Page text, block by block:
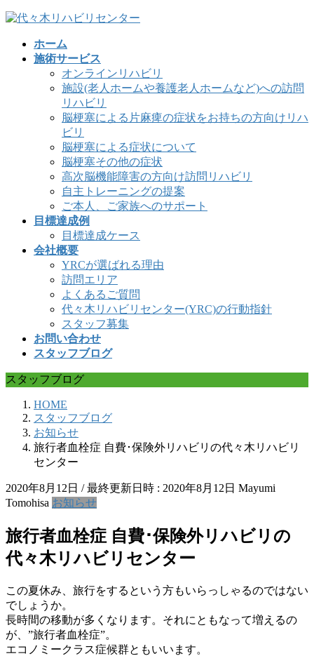
コ
ナ
ホーム
施術サービス
オンラインリハビリ
施設(老人ホームや養護老人ホームなど)への訪問
リハビリ
脳梗塞による片麻痺の症状をお持ちの方向けリハ
ビリ
脳梗塞による症状について
脳梗塞その他の症状
高次脳機能障害の方向け訪問リハビリ
自主トレーニングの提案
ご本人、ご家族へのサポート
目標達成例
目標達成ケース
会社概要
YRCが選ばれる理由
訪問エリア
よくあるご質問
代々木リハビリセンター(YRC)の行動指針
スタッフ募集
お問い合わせ
スタッフブログ
スタッフブログ
HOME
スタッフブログ
お知らせ
旅行者血栓症 自費･保険外リハビリの代々木リハビリ
センター
2020年8月12日 / 最終更新日時 : 2020年8月12日 Mayumi
Tomohisa お知らせ
旅行者血栓症 自費･保険外リハビリの
代々木リハビリセンター
この夏休み、旅行をするという方もいらっしゃるのではない
でしょうか。
長時間の移動が多くなります。それにともなって増えるの
が、”旅行者血栓症”。
エコノミークラス症候群ともいいます。